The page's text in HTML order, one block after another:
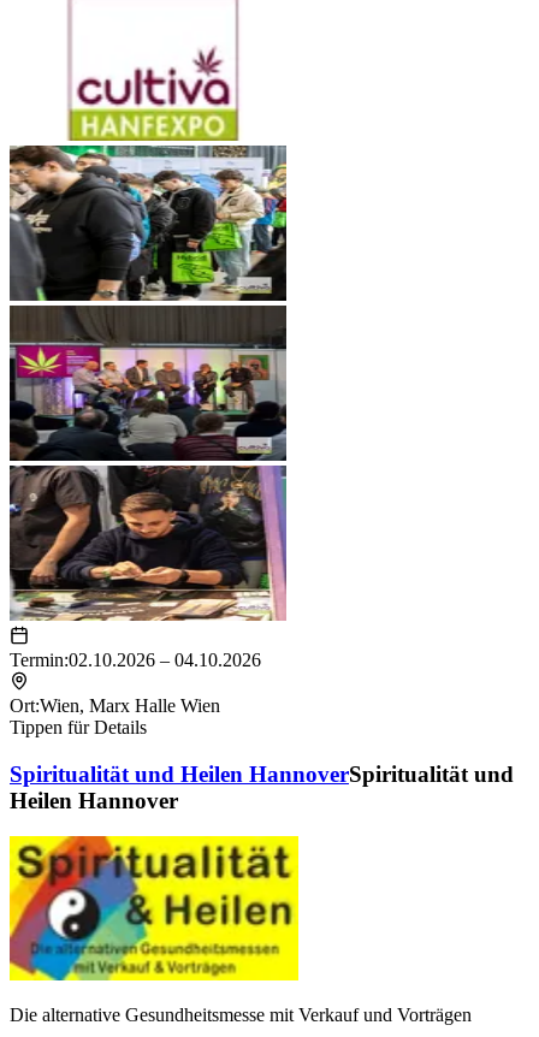
Termin:02.10.2026 – 04.10.2026
Ort:Wien, Marx Halle Wien
Tippen für Details
Spiritualität und Heilen HannoverSpiritualität und
Heilen Hannover
Die alternative Gesundheitsmesse mit Verkauf und Vorträgen